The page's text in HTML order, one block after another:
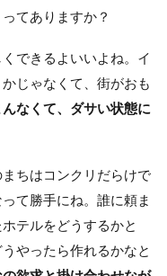
てありますか？
できるよいいよね。イ
じゃなくて、街がおも
なくて、ダサい状態に
ちはコンクリだらけで
て勝手にね。誰に頼ま
テルをどうするかと
やったら作れるかなと